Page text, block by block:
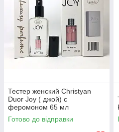
Тестер женский Christyan
Duor Joy ( джой) с
феромоном 65 мл
Готово до відправки